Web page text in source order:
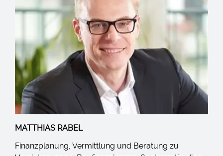
MATTHIAS RABEL
Finanzplanung, Vermittlung und Beratung zu